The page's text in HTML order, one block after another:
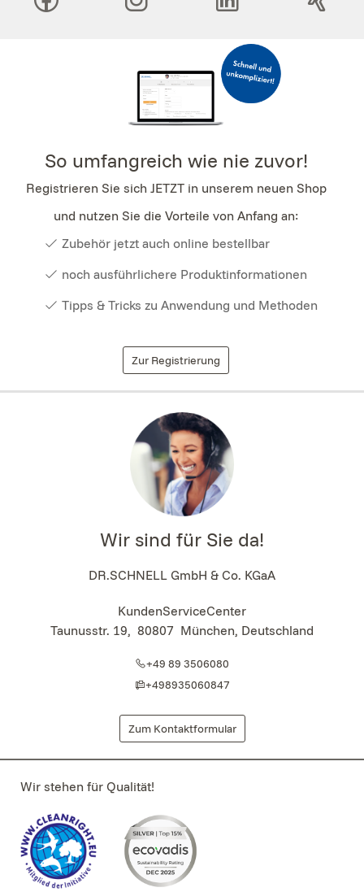
So umfangreich wie nie zuvor!
Registrieren Sie sich JETZT in unserem neuen Shop
und nutzen Sie die Vorteile von Anfang an:
Zubehör jetzt auch online bestellbar
noch ausführlichere Produktinformationen
Tipps & Tricks zu Anwendung und Methoden
Zur Registrierung
Wir sind für Sie da!
DR.SCHNELL GmbH & Co. KGaA
KundenServiceCenter
Taunusstr. 19, 80807 München, Deutschland
+49 89 3506080
+498935060847
Zum Kontaktformular
Wir stehen für Qualität!